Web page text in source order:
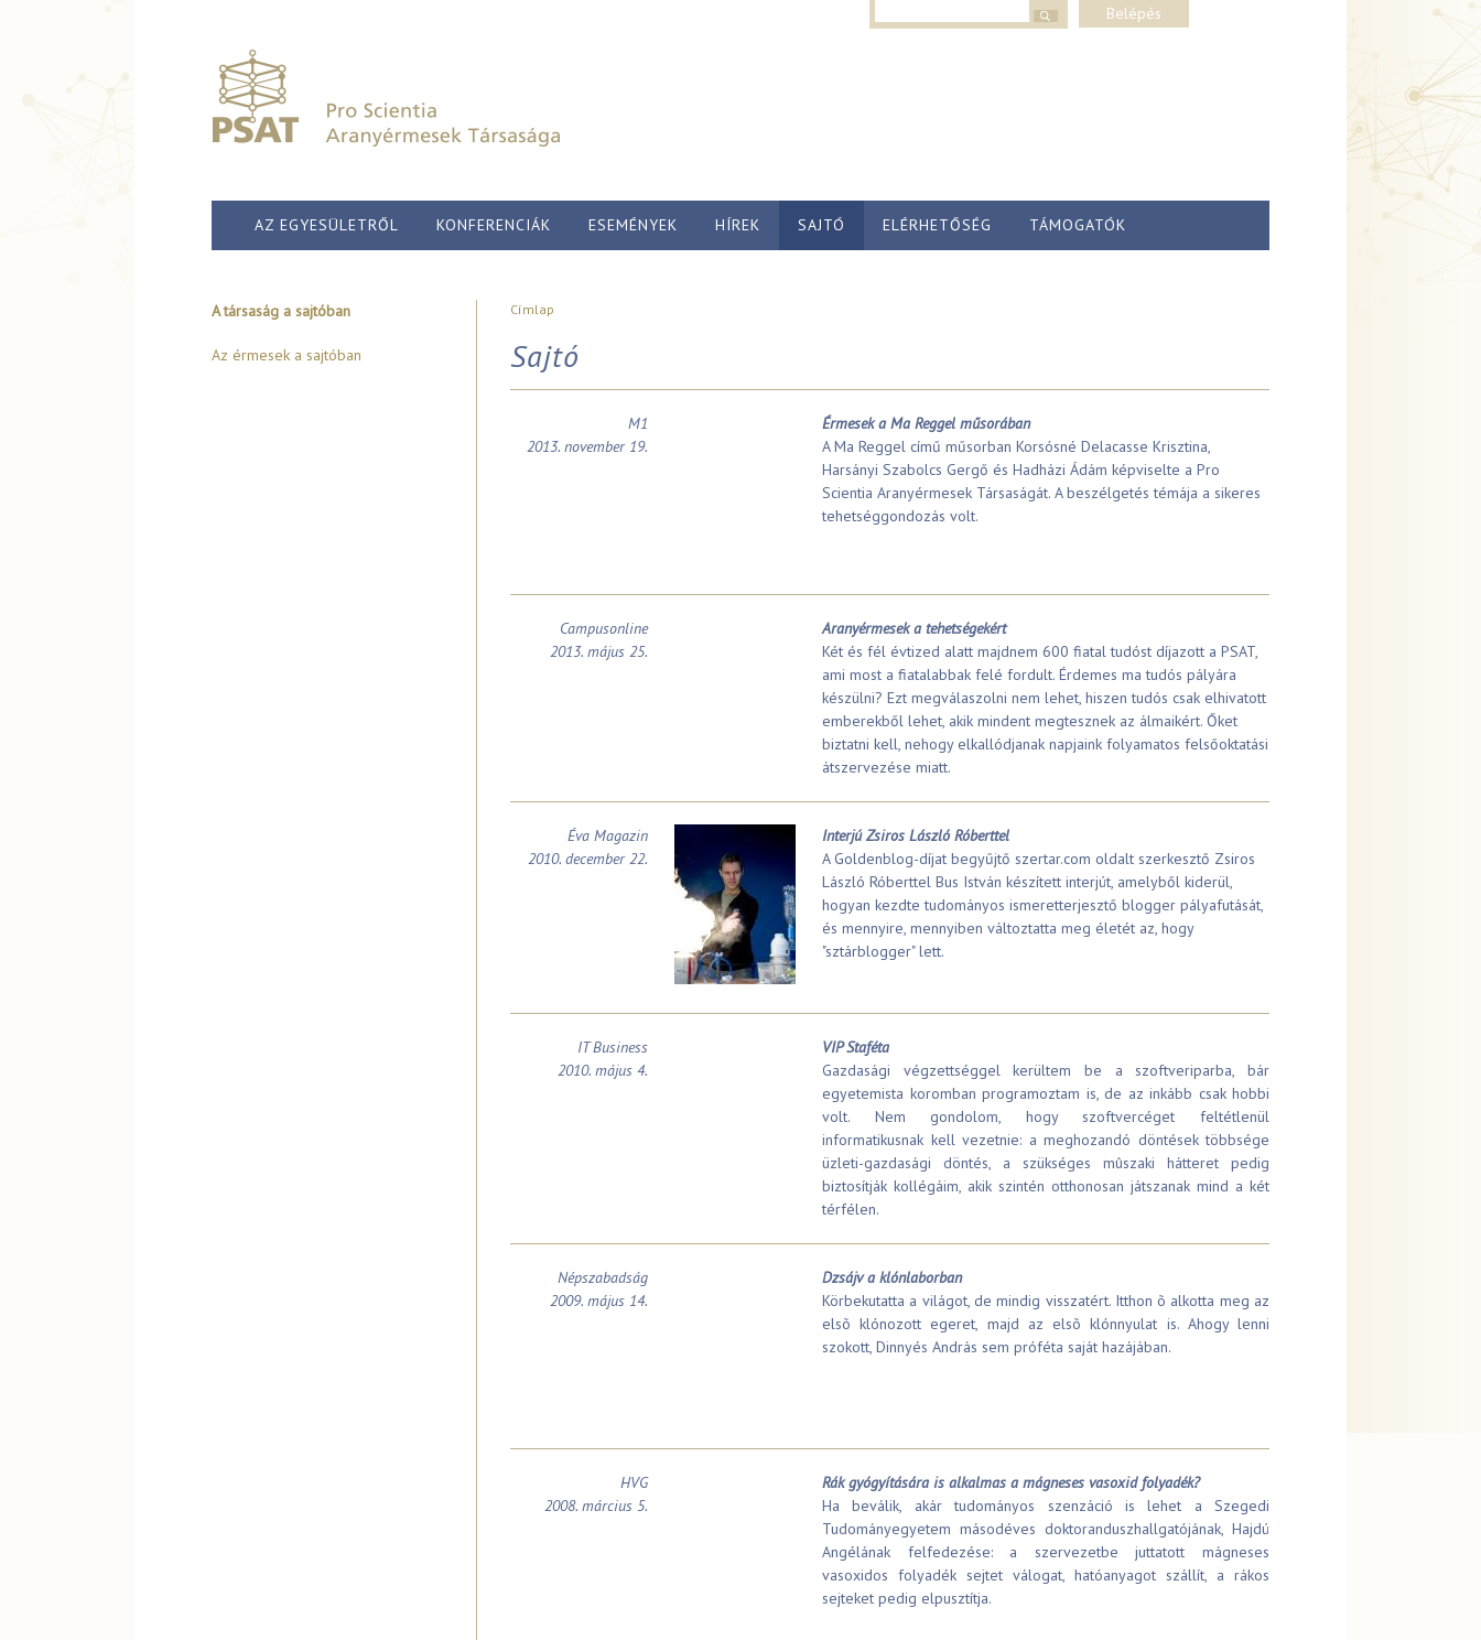
Belépés
AZ EGYESÜLETRŐL KONFERENCIÁK ESEMÉNYEK HÍREK SAJTÓ ELÉRHETŐSÉG TÁMOGATÓK
A társaság a sajtóban
Az érmesek a sajtóban
Jelenlegi hely
Címlap
Sajtó
M1
2013. november 19.
Érmesek a Ma Reggel műsorában
A Ma Reggel című műsorban Korsósné Delacasse Krisztina,
Harsányi Szabolcs Gergő és Hadházi Ádám képviselte a Pro
Scientia Aranyérmesek Társaságát. A beszélgetés témája a sikeres
tehetséggondozás volt.
Campusonline
2013. május 25.
Aranyérmesek a tehetségekért
Két és fél évtized alatt majdnem 600 fiatal tudóst díjazott a PSAT,
ami most a fiatalabbak felé fordult. Érdemes ma tudós pályára
készülni? Ezt megválaszolni nem lehet, hiszen tudós csak elhivatott
emberekből lehet, akik mindent megtesznek az álmaikért. Őket
biztatni kell, nehogy elkallódjanak napjaink folyamatos felsőoktatási
átszervezése miatt.
Éva Magazin
2010. december 22.
Interjú Zsiros László Róberttel
A Goldenblog-díjat begyűjtő szertar.com oldalt szerkesztő Zsiros
László Róberttel Bus István készített interjút, amelyből kiderül,
hogyan kezdte tudományos ismeretterjesztő blogger pályafutását,
és mennyire, mennyiben változtatta meg életét az, hogy
"sztárblogger" lett.
IT Business
2010. május 4.
VIP Staféta
Gazdasági végzettséggel kerültem be a szoftveriparba, bár
egyetemista koromban programoztam is, de az inkább csak hobbi
volt. Nem gondolom, hogy szoftvercéget feltétlenül
informatikusnak kell vezetnie: a meghozandó döntések többsége
üzleti-gazdasági döntés, a szükséges mûszaki hátteret pedig
biztosítják kollégáim, akik szintén otthonosan játszanak mind a két
térfélen.
Népszabadság
2009. május 14.
Dzsájv a klónlaborban
Körbekutatta a világot, de mindig visszatért. Itthon õ alkotta meg az
elsõ klónozott egeret, majd az elsõ klónnyulat is. Ahogy lenni
szokott, Dinnyés András sem próféta saját hazájában.
HVG
2008. március 5.
Rák gyógyítására is alkalmas a mágneses vasoxid folyadék?
Ha beválik, akár tudományos szenzáció is lehet a Szegedi
Tudományegyetem másodéves doktoranduszhallgatójának, Hajdú
Angélának felfedezése: a szervezetbe juttatott mágneses
vasoxidos folyadék sejtet válogat, hatóanyagot szállít, a rákos
sejteket pedig elpusztítja.